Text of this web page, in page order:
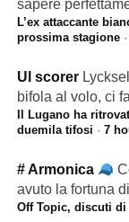
sapere
L’ex attaccante
prossima stagione·
Ul scorer
bifola al volo, ci
Il Lugano ha
duemila tifosi · 7
# Armonica
avuto la fortuna
Off Topic, discuti